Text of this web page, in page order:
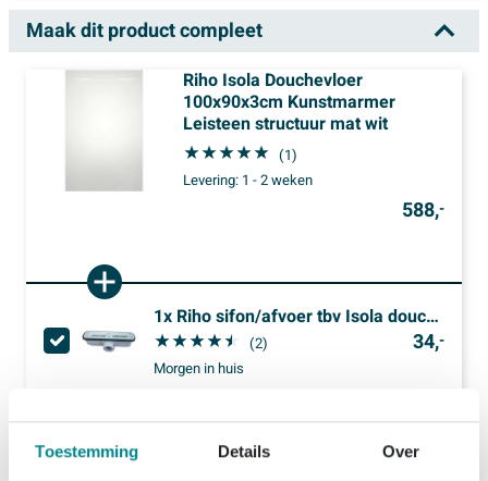
Toestemming Details Over
Maak dit product compleet
Riho Isola Douchevloer
100x90x3cm Kunstmarmer
Leisteen structuur mat wit
(1)
Levering: 1 - 2 weken
588,-
1x Riho sifon/afvoer tbv Isola douchevloer
(2)
Morgen in huis
34,-
Setprijs